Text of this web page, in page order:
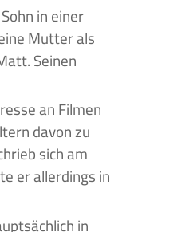
in einer
Mutter als
Seinen
an Filmen
davon zu
sich am
er allerdings in
in